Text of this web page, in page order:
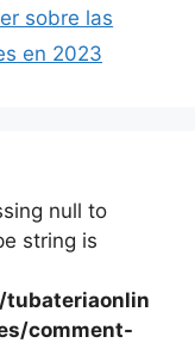
sobre las
en 2023
null to
string is
comment-